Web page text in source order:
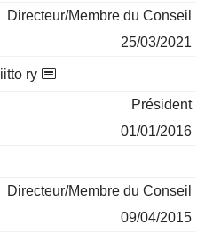
Directeur/Membre du Conseil
25/03/2021
ry
Président
01/01/2016
Directeur/Membre du Conseil
09/04/2015